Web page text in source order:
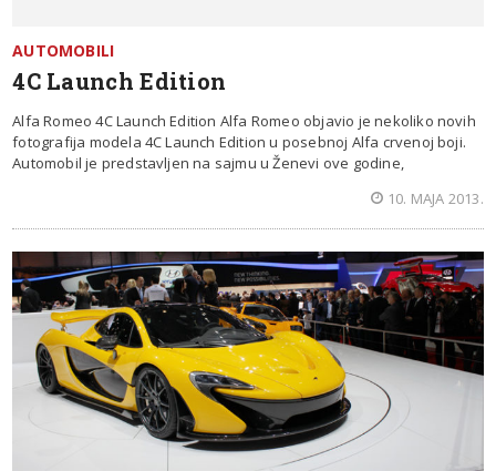
AUTOMOBILI
4C Launch Edition
Alfa Romeo 4C Launch Edition Alfa Romeo objavio je nekoliko novih
fotografija modela 4C Launch Edition u posebnoj Alfa crvenoj boji.
Automobil je predstavljen na sajmu u Ženevi ove godine,
10. MAJA 2013.